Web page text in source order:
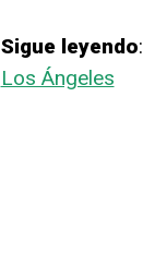
Sigue leyendo:
Los Ángeles